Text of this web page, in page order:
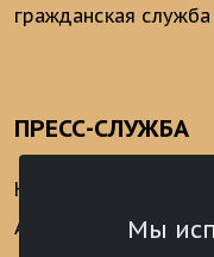
Мы
гражданская служба
ПРЕСС-СЛУЖБА
Новости
Анонсы